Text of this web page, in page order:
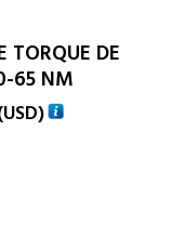
TORQUE DE
65 NM
USD)